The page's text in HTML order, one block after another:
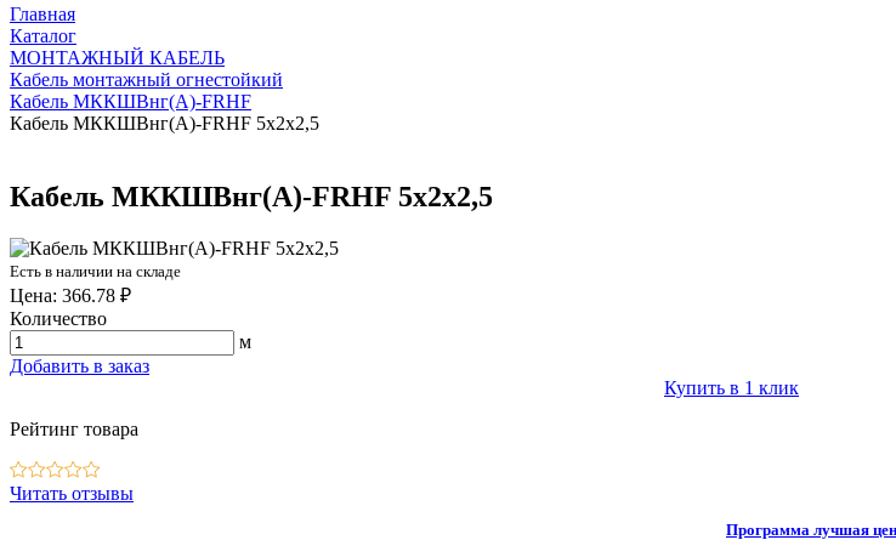
Главная
Каталог
МОНТАЖНЫЙ КАБЕЛЬ
Кабель монтажный огнестойкий
Кабель МККШВнг(А)-FRHF
Кабель МККШВнг(А)-FRHF 5х2х2,5
Кабель МККШВнг(А)-FRHF 5х2х2,5
Есть в наличии на складе
Цена: 366.78 ₽
Количество
м
Добавить в заказ
Купить в 1 клик
Рейтинг товара
Читать отзывы
Программа лучшая